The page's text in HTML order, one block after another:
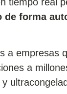
forma
a empresas
a